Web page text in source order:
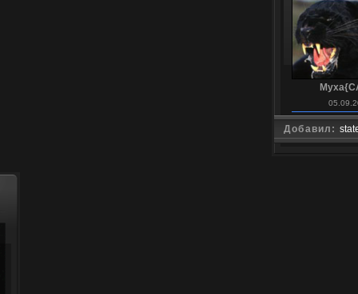
Добавил: